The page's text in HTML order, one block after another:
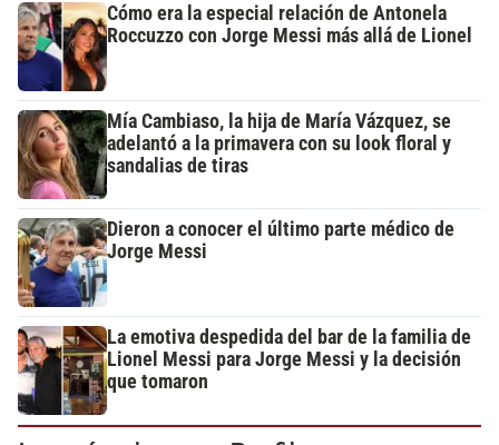
Cómo era la especial relación de Antonela
Roccuzzo con Jorge Messi más allá de Lionel
Mía Cambiaso, la hija de María Vázquez, se
adelantó a la primavera con su look floral y
sandalias de tiras
Dieron a conocer el último parte médico de
Jorge Messi
La emotiva despedida del bar de la familia de
Lionel Messi para Jorge Messi y la decisión
que tomaron